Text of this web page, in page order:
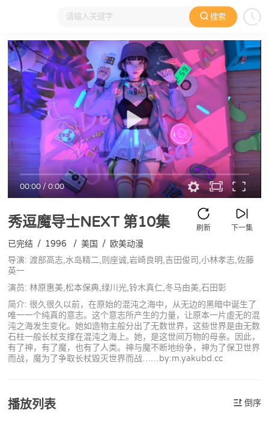
搜索
大家在看 日本动漫 国产动漫 欧美动漫 动漫电影
00:00/0:00
秀逗魔导士NEXT第10集 下一集
刷新
已完结 / 1996 / 美国 / 欧美动漫
导演: 渡部高志,水岛精二,则座诚,岩崎良明,吉田俊司,小林孝志,佐藤
英一
演员: 林原惠美,松本保典,绿川光,铃木真仁,冬马由美,石田彰
简介: 很久很久以前，在原始的混沌之海中，从无边的黑暗中诞生了
唯一一个纯真的意志。这个意志所产生的力量，让原本一片虛无的混
沌之海发生变化。她如造物主般分出了无数世界，这些世界是由无数
石柱一般长杖支撑在混沌之海上。她，是这世间万物的母亲。因此，
有了神，有了魔，也有了人类。神与魔不断地纷争，神为了保卫世界
而战，魔为了争取长杖毀灭世界而战……by:m.yakubd.cc
播放列表 倒序